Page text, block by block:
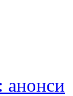
анонси